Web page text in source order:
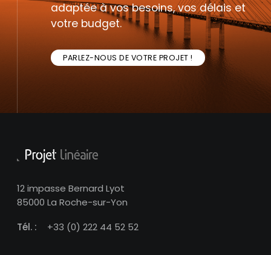
adaptée à vos besoins, vos délais et
votre budget.
PARLEZ-NOUS DE VOTRE PROJET !
12 impasse Bernard Lyot
85000 La Roche-sur-Yon
Tél. :
+33 (0) 222 44 52 52